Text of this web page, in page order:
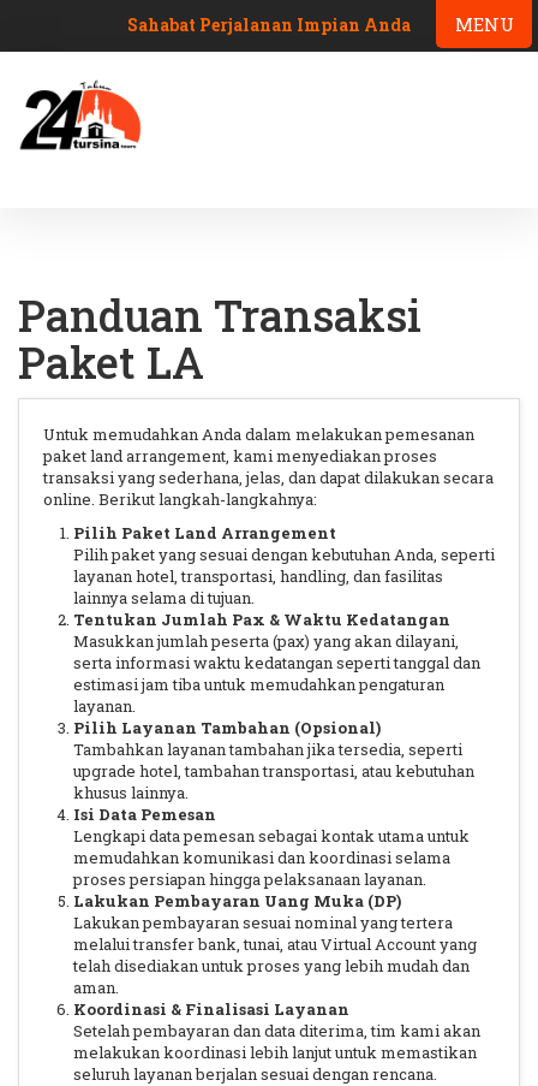
Sahabat Perjalanan Impian Anda
Panduan Transaksi
Paket LA
Untuk memudahkan Anda dalam melakukan pemesanan
paket land arrangement, kami menyediakan proses
transaksi yang sederhana, jelas, dan dapat dilakukan secara
online. Berikut langkah-langkahnya:
Pilih Paket Land Arrangement
Pilih paket yang sesuai dengan kebutuhan Anda, seperti
layanan hotel, transportasi, handling, dan fasilitas
lainnya selama di tujuan.
Tentukan Jumlah Pax & Waktu Kedatangan
Masukkan jumlah peserta (pax) yang akan dilayani,
serta informasi waktu kedatangan seperti tanggal dan
estimasi jam tiba untuk memudahkan pengaturan
layanan.
Pilih Layanan Tambahan (Opsional)
Tambahkan layanan tambahan jika tersedia, seperti
upgrade hotel, tambahan transportasi, atau kebutuhan
khusus lainnya.
Isi Data Pemesan
Lengkapi data pemesan sebagai kontak utama untuk
memudahkan komunikasi dan koordinasi selama
proses persiapan hingga pelaksanaan layanan.
Lakukan Pembayaran Uang Muka (DP)
Lakukan pembayaran sesuai nominal yang tertera
melalui transfer bank, tunai, atau Virtual Account yang
telah disediakan untuk proses yang lebih mudah dan
aman.
Koordinasi & Finalisasi Layanan
Setelah pembayaran dan data diterima, tim kami akan
melakukan koordinasi lebih lanjut untuk memastikan
seluruh layanan berjalan sesuai dengan rencana.
MENU